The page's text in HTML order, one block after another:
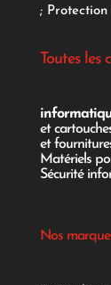
; Protection
Toutes les
et
et
Matériels
Sécurité
Nos